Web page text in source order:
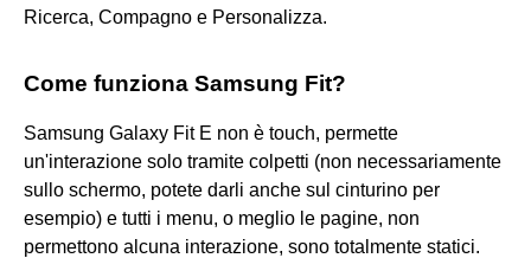
Ricerca, Compagno e Personalizza.
Come funziona Samsung Fit?
Samsung Galaxy Fit E non è touch, permette
un'interazione solo tramite colpetti (non necessariamente
sullo schermo, potete darli anche sul cinturino per
esempio) e tutti i menu, o meglio le pagine, non
permettono alcuna interazione, sono totalmente statici.